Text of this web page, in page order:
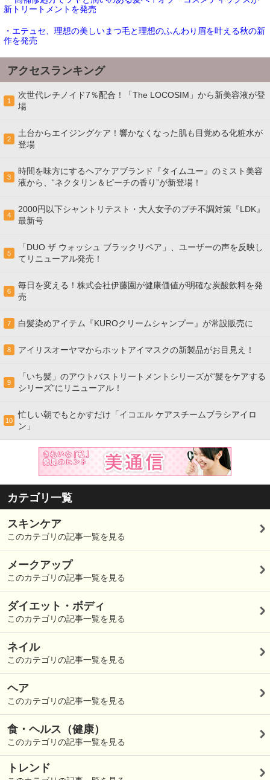
新トリートメントを発売
・エテュセ、理想の美しいまつ毛と理想のふんわり眉を叶える秋の新
作を発売
アクセスランキング
1
次世代レチノイド7％配合！「The LOCOSIM」から新美容液が登
場
2
土台からエイジングケア！響かなくなった肌も目覚める化粧水が
登場
3
時間を味方にするヘアケアブランド『タイムユー』のミスト美容
液から、“ネクタリン＆ピーチの香り”が新登場！
4
2000円以下シャントリテスト・大人女子のプチ不調対策『LDK』
最新号
5
「DUO ザ ウォッシュ ブラックリペア」、ユーザーの声を反映し
てリニューアル発売！
6
毎日を変える！株式会社伊藤園が健康価値が明確な炭酸飲料を発
売
7 白髪染めアイテム『KUROクリームシャンプー』が常設販売に
8 アイリスオーヤマからホットアイマスクの新製品がお目見え！
9
「いち髪」のアウトバストリートメントシリーズが“髪をケアする
シリーズ”にリニューアル！
10
忙しい朝でもとかすだけ「イコエル ケアスチームブラシアイロ
ン」
カテゴリ一覧
スキンケア
このカテゴリの記事一覧を見る
メークアップ
このカテゴリの記事一覧を見る
ダイエット・ボディ
このカテゴリの記事一覧を見る
ネイル
このカテゴリの記事一覧を見る
ヘア
このカテゴリの記事一覧を見る
食・ヘルス（健康）
このカテゴリの記事一覧を見る
トレンド